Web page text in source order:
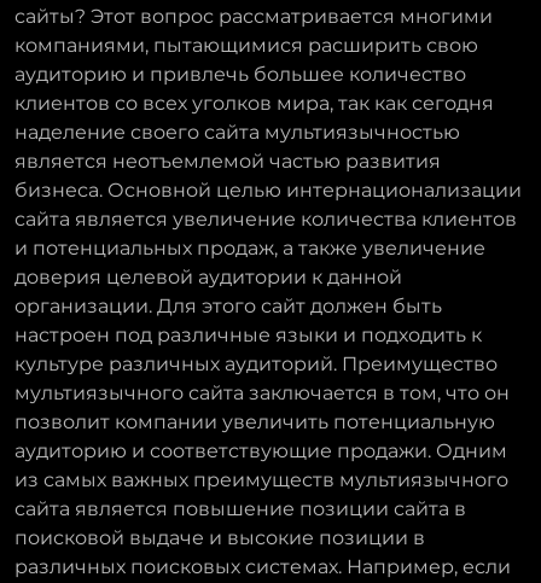
сайты? Этот вопрос рассматривается многими
компаниями, пытающимися расширить свою
аудиторию и привлечь большее количество
клиентов со всех уголков мира, так как сегодня
наделение своего сайта мультиязычностью
является неотъемлемой частью развития
бизнеса. Основной целью интернационализации
сайта является увеличение количества клиентов
и потенциальных продаж, а также увеличение
доверия целевой аудитории к данной
организации. Для этого сайт должен быть
настроен под различные языки и подходить к
культуре различных аудиторий. Преимущество
мультиязычного сайта заключается в том, что он
позволит компании увеличить потенциальную
аудиторию и соответствующие продажи. Одним
из самых важных преимуществ мультиязычного
сайта является повышение позиции сайта в
поисковой выдаче и высокие позиции в
различных поисковых системах. Например, если